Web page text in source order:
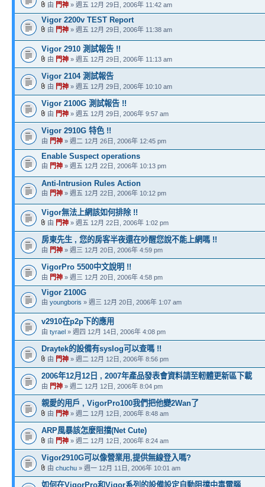
由 門神 » 週五 12月 29日, 2006年 11:42 am
Vigor 2200v TEST Report
由 門神 » 週五 12月 29日, 2006年 11:38 am
Vigor 2910 測試報告 !!
由 門神 » 週五 12月 29日, 2006年 11:13 am
Vigor 2104 測試報告
由 門神 » 週五 12月 29日, 2006年 10:10 am
Vigor 2100G 測試報告 !!
由 門神 » 週五 12月 29日, 2006年 9:57 am
Vigor 2910G 特色 !!
由 門神 » 週二 12月 26日, 2006年 12:45 pm
Enable Suspect operations
由 門神 » 週五 12月 22日, 2006年 10:13 pm
Anti-Intrusion Rules Action
由 門神 » 週五 12月 22日, 2006年 10:12 pm
Vigor無法上網該如何排除 !!
由 門神 » 週五 12月 22日, 2006年 1:02 pm
房東先生 , 您的房客半夜還在吵醒您說不能上網嗎 !!
由 門神 » 週三 12月 20日, 2006年 4:59 pm
VigorPro 5500中文說明 !!
由 門神 » 週三 12月 20日, 2006年 4:58 pm
Vigor 2100G
由 youngboris » 週三 12月 20日, 2006年 1:07 am
v2910在p2p下的應用
由 tyrael » 週四 12月 14日, 2006年 4:08 pm
Draytek的設備有syslog可以查嗎 !!
由 門神 » 週二 12月 12日, 2006年 8:56 pm
2006年12月12日 , 2007年產品發表會資料請至軔體更新區下載
由 門神 » 週二 12月 12日, 2006年 8:04 pm
親愛的用戶 , VigorPro100我們把他變2Wan了
由 門神 » 週二 12月 12日, 2006年 8:48 am
ARP風暴該怎麼阻擋(Net Cute)
由 門神 » 週二 12月 12日, 2006年 8:24 am
Vigor2910G可以像營業用,提供無線登入嗎?
由 chuchu » 週一 12月 11日, 2006年 10:01 am
如何在VigorPro和Vigor系列的設備設定自動阻擋中毒電腦